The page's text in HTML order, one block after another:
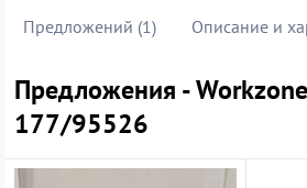
Предложений (1) Описание и
Предложения -
177/95526